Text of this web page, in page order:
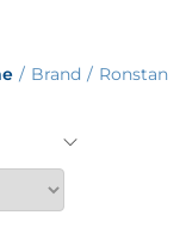
/ Brand / Ronstan